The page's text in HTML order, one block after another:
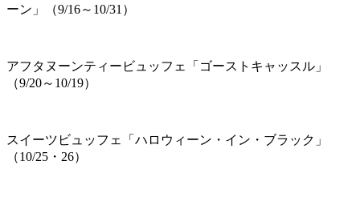
ーン」（9/16～10/31）
アフタヌーンティービュッフェ「ゴーストキャッスル」
（9/20～10/19）
スイーツビュッフェ「ハロウィーン・イン・ブラック」
（10/25・26）